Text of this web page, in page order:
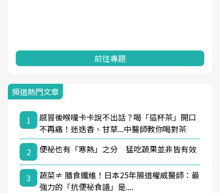
前往專題
頻道熱門文章
1
感冒後喉嚨卡卡說不出話？喝「這杯茶」開口
不再痛！迷迭香、甘草...中醫師教你喝對茶
2
便祕也有「寒熱」之分 猛吃蔬果並非皆有效
3
蔬菜≠ 膳食纖維！日本25年腸道權威醫師：最
強力的「抗便祕食譜」是....